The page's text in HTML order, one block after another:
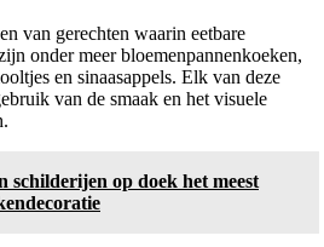
van gerechten waarin eetbare
onder meer bloemenpannenkoeken,
en sinaasappels. Elk van deze
van de smaak en het visuele
schilderijen op doek het meest